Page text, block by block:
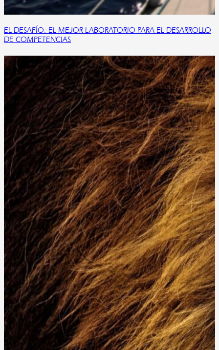
EL DESAFÍO: EL MEJOR LABORATORIO PARA EL DESARROLLO
DE COMPETENCIAS